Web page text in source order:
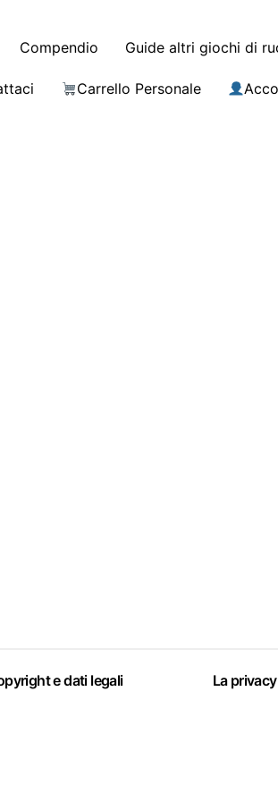
Compendio Guide altri giochi di
Carrello Personale
e dati legali La